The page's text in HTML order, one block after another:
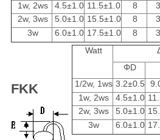
1w, 2ws
4.5±1.0 11.5±1.0 8
2w, 3ws
5.0±1.0 15.5±1.0 8
3w
6.0±1.0 17.5±1.0 8
Watt
ΦD
1/2w, 1ws 3.2±0.5
1w, 2ws
4.5±1.0
2w, 3ws
5.0±1.0
3w
6.0±1.0
FKK